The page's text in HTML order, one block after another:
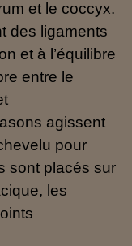
et le coccyx.
des ligaments
et à l’équilibre
entre le
agissent
pour
sont placés sur
les